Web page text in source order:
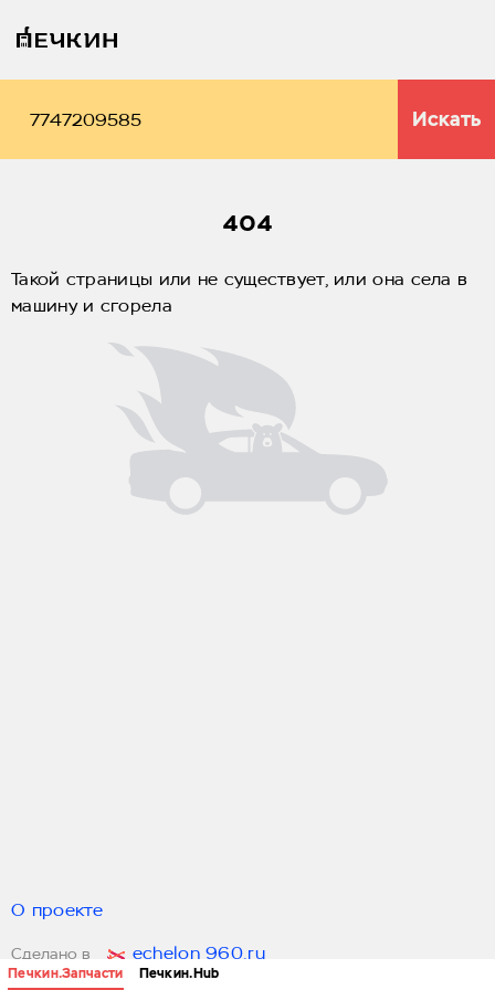
Печкин.Запчасти Печкин.Hub
Искать
404
Такой страницы или не существует, или она села в
машину и сгорела
О проекте
Сделано в echelon 960.ru